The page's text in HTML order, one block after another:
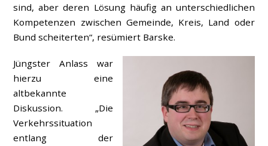
sind, aber deren Lösung häufig an unterschiedlichen
Kompetenzen zwischen Gemeinde, Kreis, Land oder
Bund scheiterten“, resümiert Barske.
Jüngster Anlass war
hierzu eine
altbekannte
Diskussion. „Die
Verkehrssituation
entlang der